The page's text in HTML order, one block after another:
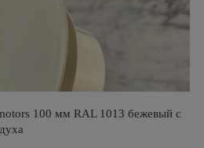
100 мм RAL 1013 бежевый с